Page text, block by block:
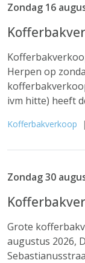
Zondag 16
Herpen op
ivm hitte) heeft
Kofferbakverkoop
Zondag 30
Grote
augustus 2026,